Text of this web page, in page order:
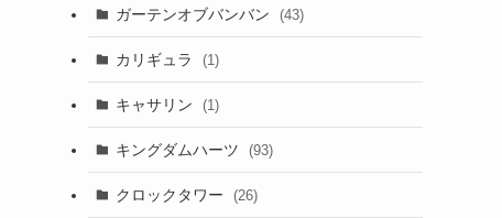
ガーテンオブバンバン (43)
カリギュラ (1)
キャサリン (1)
キングダムハーツ (93)
クロックタワー (26)